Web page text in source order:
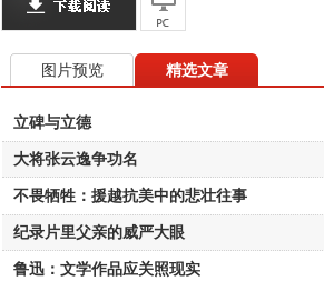
图片预览 精选文章
立碑与立德
大将张云逸争功名
不畏牺牲：援越抗美中的悲壮往事
纪录片里父亲的威严大眼
鲁迅：文学作品应关照现实